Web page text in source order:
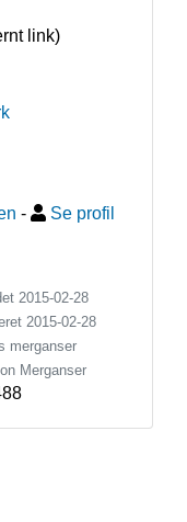
link)
- Se profil
2015-02-28
2015-02-28
merganser
Merganser